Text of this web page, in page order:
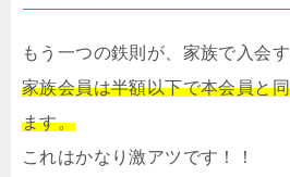
もう一つの鉄則が、家族で入会す
家族会員は半額以下で本会員と
ます。
これはかなり激アツです！！